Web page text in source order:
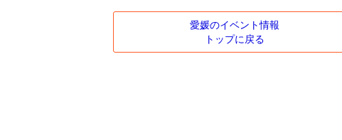
愛媛のイベント情報
トップに戻る